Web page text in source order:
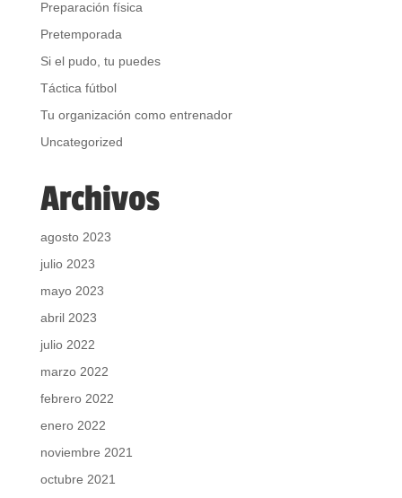
Preparación física
Pretemporada
Si el pudo, tu puedes
Táctica fútbol
Tu organización como entrenador
Uncategorized
Archivos
agosto 2023
julio 2023
mayo 2023
abril 2023
julio 2022
marzo 2022
febrero 2022
enero 2022
noviembre 2021
octubre 2021